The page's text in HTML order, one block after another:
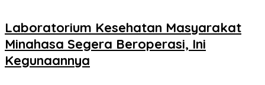
Laboratorium Kesehatan Masyarakat
Minahasa Segera Beroperasi, Ini
Kegunaannya